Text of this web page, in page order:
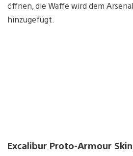
öffnen, die Waffe wird dem
hinzugefügt.
Excalibur Proto-Armour Skin